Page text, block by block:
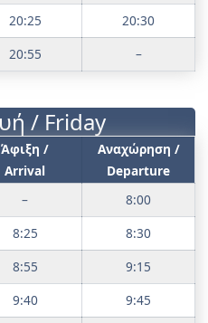
20:25
20:30
20:55 –
/ Friday
Άφιξη /
Arrival
Αναχώρηση /
Departure
–
8:00
8:25
8:30
8:55
9:15
9:40
9:45